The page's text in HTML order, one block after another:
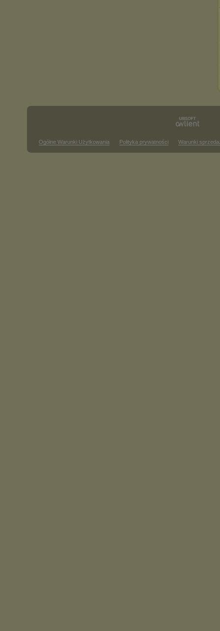
Ogólne Warunki Użytkowania Polityka prywatności Warunki